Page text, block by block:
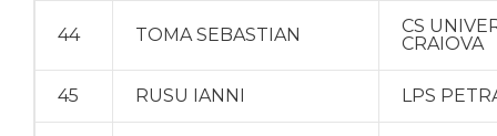
44 TOMA SEBASTIAN
CS
CRAIOVA
45 RUSU IANNI LPS